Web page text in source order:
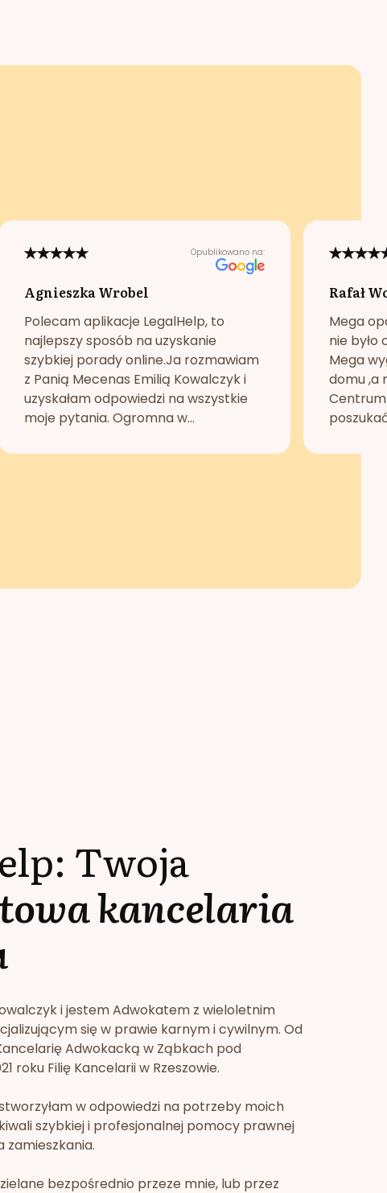
Opublikowano na:
Agnieszka Wrobel
Polecam aplikacje LegalHelp, to
najlepszy sposób na uzyskanie
szybkiej porady online.Ja rozmawiam
z Panią Mecenas Emilią Kowalczyk i
uzyskałam odpowiedzi na wszystkie
moje pytania. Ogromna w...
Rafał
Mega
nie było
Mega
domu ,a
Twoja
kancelaria
i jestem Adwokatem z wieloletnim
się w prawie karnym i cywilnym. Od
Adwokacką w Ząbkach pod
roku Filię Kancelarii w Rzeszowie.
w odpowiedzi na potrzeby moich
szybkiej i profesjonalnej pomocy prawnej
zamieszkania.
bezpośrednio przeze mnie, lub przez